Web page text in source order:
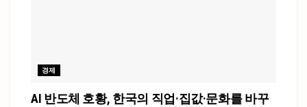
경제
AI 반도체 호황, 한국의 직업·집값·문화를 바꾸